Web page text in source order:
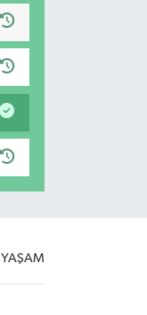
YAŞAM